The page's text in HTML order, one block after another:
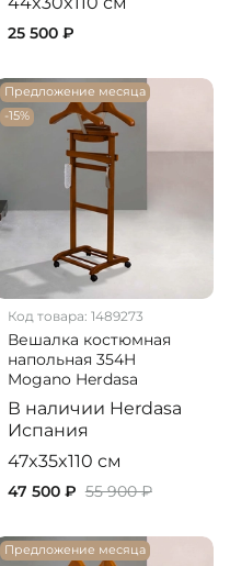
25 500 ₽
Предложение месяца
-15%
Код товара: 1489273
Вешалка костюмная
напольная 354H
Mogano Herdasa
В наличии Herdasa
Испания
47x35x110 см
47 500 ₽ 55 900 ₽
Предложение месяца